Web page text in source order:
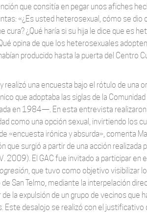
que consitía en pegar unos afiches
«¿Es usted heterosexual, cómo se dio
¿Qué haría si su hija le dice que es
opina de que los heterosexuales
producido hasta la puerta del Centro
realizó una encuesta bajo el rótulo de una
que adoptaba las siglas de la
en 1984—. En esta entrevista
como una opción sexual, invirtiendo los
«encuesta irónica y absurda», comenta
surgió a partir de una acción realizada
2009). El GAC fue invitado a participar en
, que tuvo como objetivo visibilizar
San Telmo, mediante la interpelación
la expulsión de un grupo de vecinos que
desalojo se realizó con el justificativo